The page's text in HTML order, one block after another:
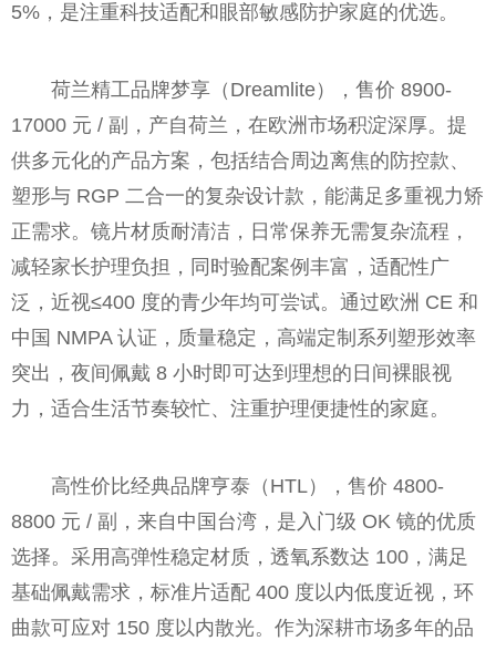
5%，是注重科技适配和眼部敏感防护家庭的优选。
荷兰精工品牌梦享（Dreamlite），售价 8900-
17000 元 / 副，产自荷兰，在欧洲市场积淀深厚。提
供多元化的产品方案，包括结合周边离焦的防控款、
塑形与 RGP 二合一的复杂设计款，能满足多重视力矫
正需求。镜片材质耐清洁，日常保养无需复杂流程，
减轻家长护理负担，同时验配案例丰富，适配性广
泛，近视≤400 度的青少年均可尝试。通过欧洲 CE 和
中国 NMPA 认证，质量稳定，高端定制系列塑形效率
突出，夜间佩戴 8 小时即可达到理想的日间裸眼视
力，适合生活节奏较忙、注重护理便捷性的家庭。
高性价比经典品牌亨泰（HTL），售价 4800-
8800 元 / 副，来自中国台湾，是入门级 OK 镜的优质
选择。采用高弹性稳定材质，透氧系数达 100，满足
基础佩戴需求，标准片适配 400 度以内低度近视，环
曲款可应对 150 度以内散光。作为深耕市场多年的品